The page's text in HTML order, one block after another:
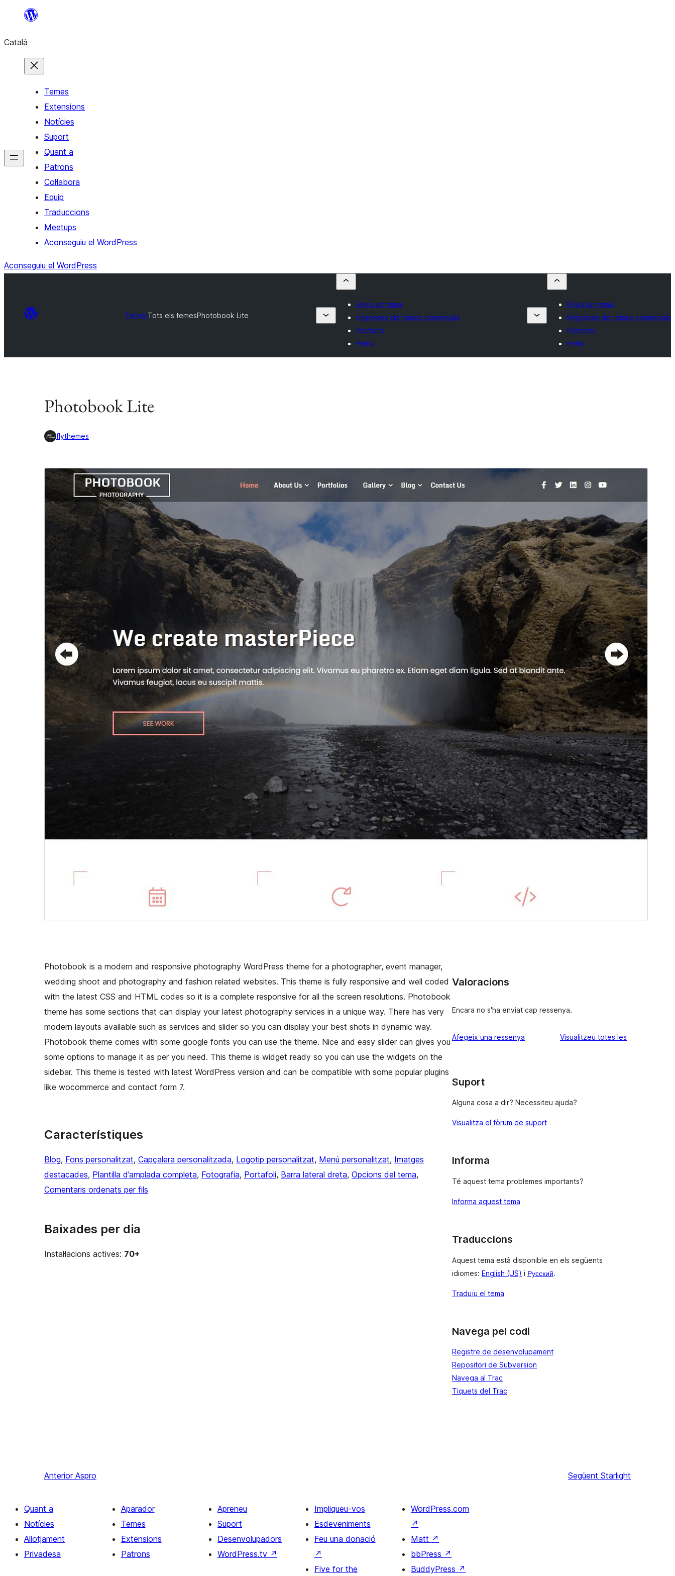
contingut
Català
Temes
Extensions
Notícies
Suport
Quant a
Patrons
Col·labora
Equip
Traduccions
Meetups
Aconseguiu el WordPress
Aconseguiu el WordPress
TemesTots els temesPhotobook Lite
Envia un tema
Empreses de temes comercials
Preferits
Entra
Envia un tema
Empreses de temes comercials
Preferits
Entra
Photobook Lite
flythemes
PrevisualitzaBaixa
Instal·lacions actives
70+
Versió del WordPress
6.7
Versió del PHP
7.2
Pàgina d’inici del tema
Photobook is a modern and responsive photography WordPress theme for a photographer, event manager,
wedding shoot and photography and fashion related websites. This theme is fully responsive and well coded
with the latest CSS and HTML codes so it is a complete responsive for all the screen resolutions. Photobook
theme has some sections that can display your latest photography services in a unique way. There has very
modern layouts available such as services and slider so you can display your best shots in dynamic way.
Photobook theme comes with some google fonts you can use the theme. Nice and easy slider can gives you
some options to manage it as per you need. This theme is widget ready so you can use the widgets on the
sidebar. This theme is tested with latest WordPress version and can be compatible with some popular plugins
like wocommerce and contact form 7.
Característiques
Blog, Fons personalitzat, Capçalera personalitzada, Logotip personalitzat, Menú personalitzat, Imatges
destacades, Plantilla d’amplada completa, Fotografia, Portafoli, Barra lateral dreta, Opcions del tema
Comentaris ordenats per fils
Baixades per dia
Instal·lacions actives: 70+
Valoracions
Encara no s'ha enviat cap ressenya.
Afegeix una ressenya Visualitzeu totes les
Suport
Alguna cosa a dir? Necessiteu ajuda?
Visualitza el fòrum de suport
Informa
Té aquest tema problemes importants?
Informa aquest tema
Traduccions
Aquest tema està disponible en els següents
idiomes: English (US) i Русский.
Traduïu el tema
Navega pel codi
Registre de desenvolupament
Repositori de Subversion
Navega al Trac
Tiquets del Trac
Anterior Aspro Següent Starlight
Quant a
Notícies
Allotjament
Privadesa
Aparador
Temes
Extensions
Patrons
Apreneu
Suport
Desenvolupadors
WordPress.tv ↗
Impliqueu-vos
Esdeveniments
Feu una donació
↗
Five for the
WordPress.com
↗
Matt ↗
bbPress ↗
BuddyPress ↗